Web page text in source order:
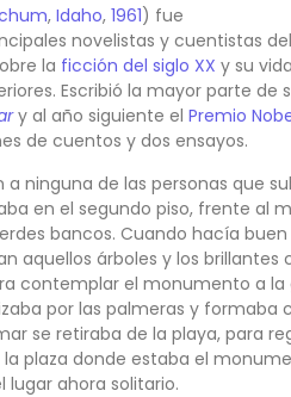
, Idaho, 1961) fue
novelistas y cuentistas del
la ficción del siglo XX y su
Escribió la mayor parte de
y al año siguiente el Premio
de cuentos y dos ensayos.
ninguna de las personas que
en el segundo piso, frente al
bancos. Cuando hacía
aquellos árboles y los brillantes
contemplar el monumento a la
por las palmeras y formaba
se retiraba de la playa, para
plaza donde estaba el
ahora solitario.